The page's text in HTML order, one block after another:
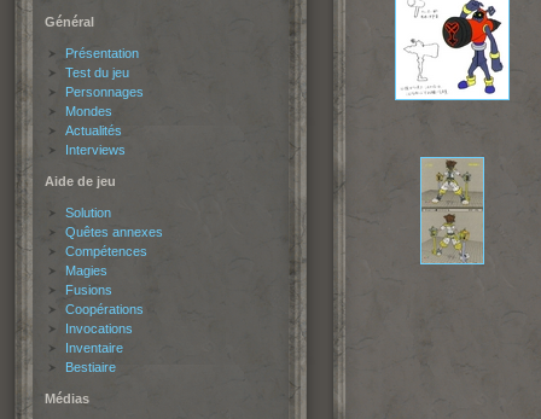
Général
Présentation
Test du jeu
Personnages
Mondes
Actualités
Interviews
Aide de jeu
Solution
Quêtes annexes
Compétences
Magies
Fusions
Coopérations
Invocations
Inventaire
Bestiaire
Médias